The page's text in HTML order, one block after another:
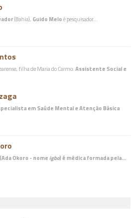
(Bahia), Guido Meloé pesquisador…
filha de Maria do Carmo.Assistente Social e
em Saúde Mental e Atenção Básica
Okoro - nome igbo) é médicaformada pela…